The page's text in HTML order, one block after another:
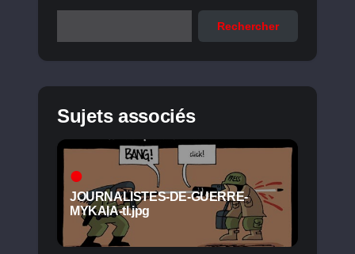
Rechercher
Sujets associés
JOURNALISTES-DE-GUERRE-
MYKAIA-tl.jpg